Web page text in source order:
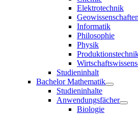
Elektrotechnik
Informatik
Philosophie
Physik
Studieninhalt
Bachelor Mathematik
Studieninhalte
Anwendungsfächer
Biologie